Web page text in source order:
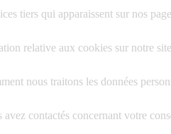
tiers qui apparaissent sur nos
relative aux cookies sur notre
nous traitons les données
contactés concernant votre